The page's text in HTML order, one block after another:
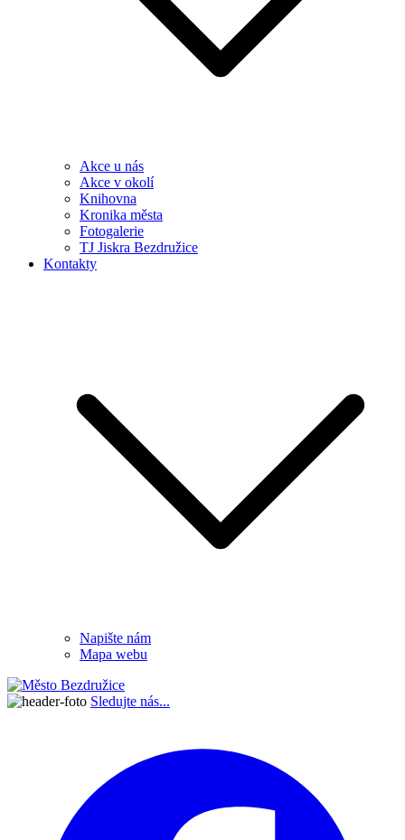
Akce u nás
Akce v okolí
Knihovna
Kronika města
Fotogalerie
TJ Jiskra Bezdružice
Kontakty
Napište nám
Mapa webu
Sledujte nás...